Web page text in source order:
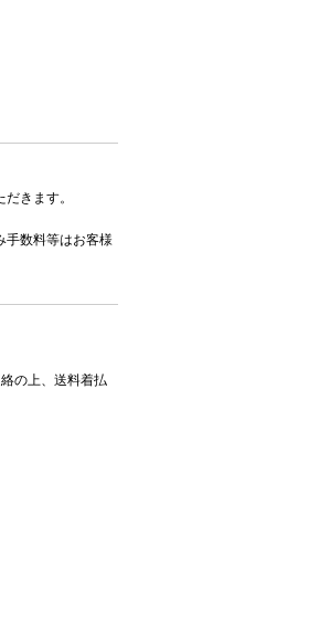
きます。
手数料等はお客様
の上、送料着払